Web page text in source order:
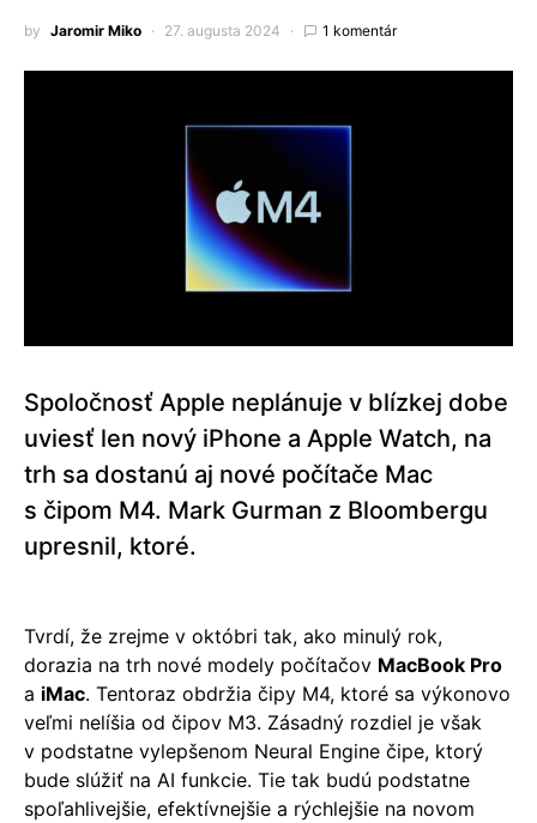
by Jaromir Miko 27. augusta 2024 1 komentár
Spoločnosť Apple neplánuje v blízkej dobe
uviesť len nový iPhone a Apple Watch, na
trh sa dostanú aj nové počítače Mac
s čipom M4. Mark Gurman z Bloombergu
upresnil, ktoré.
Tvrdí, že zrejme v októbri tak, ako minulý rok,
dorazia na trh nové modely počítačov MacBook Pro
a iMac. Tentoraz obdržia čipy M4, ktoré sa výkonovo
veľmi nelíšia od čipov M3. Zásadný rozdiel je však
v podstatne vylepšenom Neural Engine čipe, ktorý
bude slúžiť na AI funkcie. Tie tak budú podstatne
spoľahlivejšie, efektívnejšie a rýchlejšie na novom